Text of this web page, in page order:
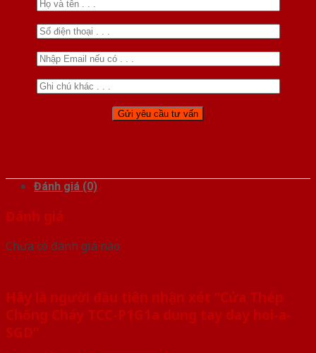
Đánh giá (0)
Đánh giá
Chưa có đánh giá nào.
Hãy là người đầu tiên nhận xét “Cửa Thép
Chống Cháy TCC-P1G1a dung tay day hoi-a-
SGD”